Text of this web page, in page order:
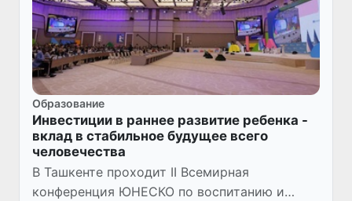
Образование
Инвестиции в раннее развитие ребенка -
вклад в стабильное будущее всего
человечества
В Ташкенте проходит II Всемирная
конференция ЮНЕСКО по воспитанию и